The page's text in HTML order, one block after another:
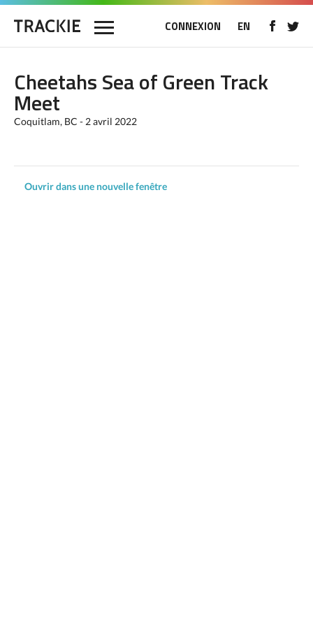
CONNEXION EN
Cheetahs Sea of Green Track
Meet
Coquitlam, BC - 2 avril 2022
Ouvrir dans une nouvelle fenêtre